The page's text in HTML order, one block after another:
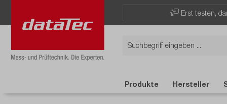
Erst testen,
Produkte Hersteller